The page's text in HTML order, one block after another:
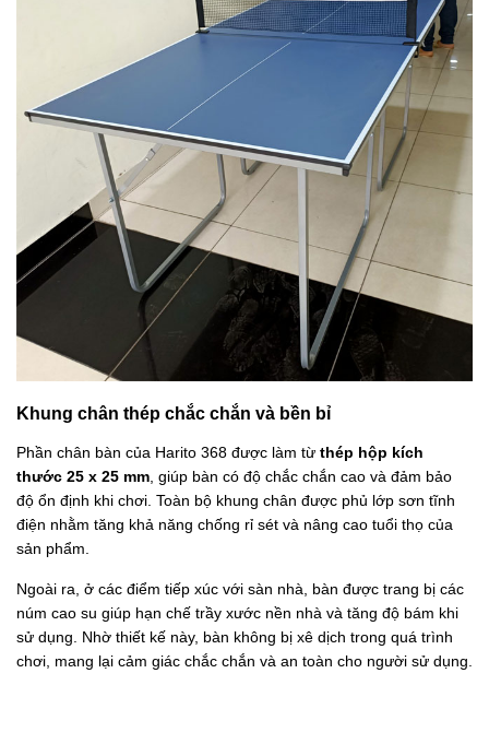
Khung chân thép chắc chắn và bền bỉ
Phần chân bàn của Harito 368 được làm từ thép hộp kích
thước 25 x 25 mm , giúp bàn có độ chắc chắn cao và đảm bảo
độ ổn định khi chơi. Toàn bộ khung chân được phủ lớp sơn tĩnh
điện nhằm tăng khả năng chống rỉ sét và nâng cao tuổi thọ của
sản phẩm.
Ngoài ra, ở các điểm tiếp xúc với sàn nhà, bàn được trang bị các
núm cao su giúp hạn chế trầy xước nền nhà và tăng độ bám khi
sử dụng. Nhờ thiết kế này, bàn không bị xê dịch trong quá trình
chơi, mang lại cảm giác chắc chắn và an toàn cho người sử dụng.